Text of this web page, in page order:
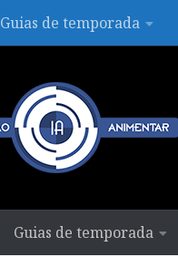
Guias de temporada
Guias de temporada